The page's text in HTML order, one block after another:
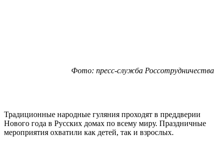
Фото: пресс-служба Россотрудничества
Традиционные народные гуляния проходят в преддверии
Нового года в Русских домах по всему миру. Праздничные
мероприятия охватили как детей, так и взрослых.